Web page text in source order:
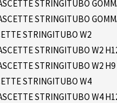
STRINGITUBO
STRINGITUBO
STRINGITUBO W2
STRINGITUBO W2
STRINGITUBO W2 H9
STRINGITUBO W4
STRINGITUBO W4